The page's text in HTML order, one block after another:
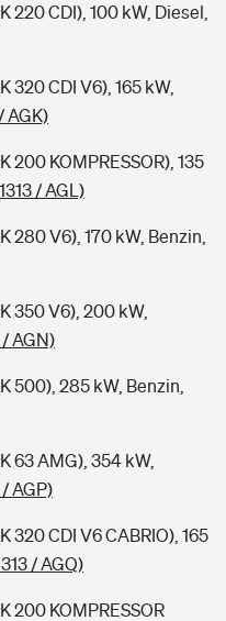
220 CDI), 100 kW, Diesel,
320 CDI V6), 165 kW,
AGK)
200 KOMPRESSOR), 135
/ AGL)
280 V6), 170 kW, Benzin,
350 V6), 200 kW,
/ AGN)
500), 285 kW, Benzin,
63 AMG), 354 kW,
/ AGP)
320 CDI V6 CABRIO), 165
/ AGQ)
200 KOMPRESSOR